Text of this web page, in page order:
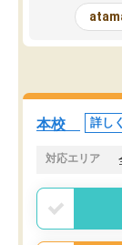
が、自分で
とっては難
かと思った。
本校 詳し
対応エリア